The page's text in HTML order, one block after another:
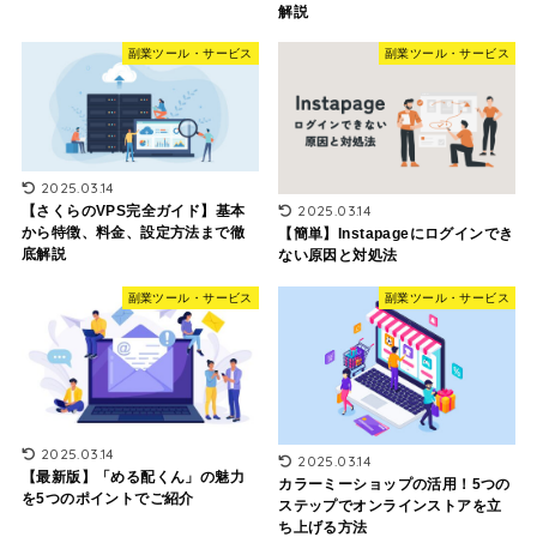
解説
副業ツール・サービス
2025.03.14
【さくらのVPS完全ガイド】基本
から特徴、料金、設定方法まで徹
底解説
副業ツール・サービス
2025.03.14
【簡単】Instapageにログインでき
ない原因と対処法
副業ツール・サービス
2025.03.14
【最新版】「める配くん」の魅力
を5つのポイントでご紹介
副業ツール・サービス
2025.03.14
カラーミーショップの活用！5つの
ステップでオンラインストアを立
ち上げる方法